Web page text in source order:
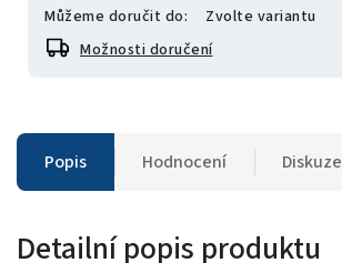
Můžeme doručit do:
Zvolte variantu
Možnosti doručení
Popis Hodnocení Diskuze
Detailní popis produktu